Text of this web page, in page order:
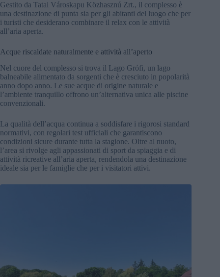
Gestito da Tatai Városkapu Közhasznú Zrt., il complesso è
una destinazione di punta sia per gli abitanti del luogo che per
i turisti che desiderano combinare il relax con le attività
all’aria aperta.
Acque riscaldate naturalmente e attività all’aperto
Nel cuore del complesso si trova il Lago Grófi, un lago
balneabile alimentato da sorgenti che è cresciuto in popolarità
anno dopo anno. Le sue acque di origine naturale e
l’ambiente tranquillo offrono un’alternativa unica alle piscine
convenzionali.
La qualità dell’acqua continua a soddisfare i rigorosi standard
normativi, con regolari test ufficiali che garantiscono
condizioni sicure durante tutta la stagione. Oltre al nuoto,
l’area si rivolge agli appassionati di sport da spiaggia e di
attività ricreative all’aria aperta, rendendola una destinazione
ideale sia per le famiglie che per i visitatori attivi.